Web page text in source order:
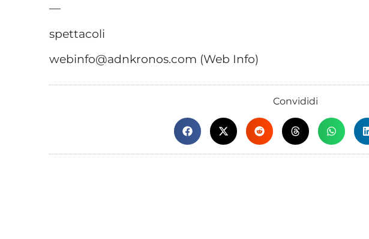
—
spettacoli
webinfo@adnkronos.com (Web Info)
Convididi